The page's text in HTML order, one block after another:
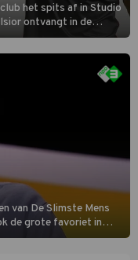
het spits af in Studio
ontvangt in de
De nieuwe
voetballen.
van De Slimste Mens
de grote favoriet in
inbreng, want komiek